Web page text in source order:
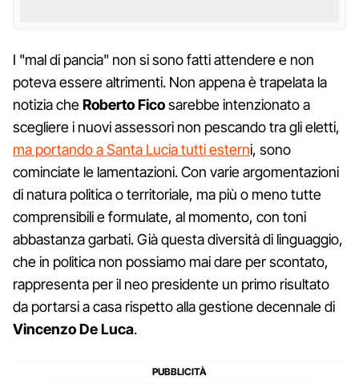
I "mal di pancia" non si sono fatti attendere e non
poteva essere altrimenti. Non appena è trapelata la
notizia cheRoberto Ficosarebbe intenzionato a
scegliere i nuovi assessori non pescando tra gli eletti,
ma portando a Santa Lucia tutti esterni, sono
cominciate le lamentazioni. Con varie argomentazioni
di natura politica o territoriale, ma più o meno tutte
comprensibili e formulate, al momento, con toni
abbastanza garbati. Già questa diversità di linguaggio,
che in politica non possiamo mai dare per scontato,
rappresenta per il neo presidente un primo risultato
da portarsi a casa rispetto alla gestione decennale di
Vincenzo De Luca.